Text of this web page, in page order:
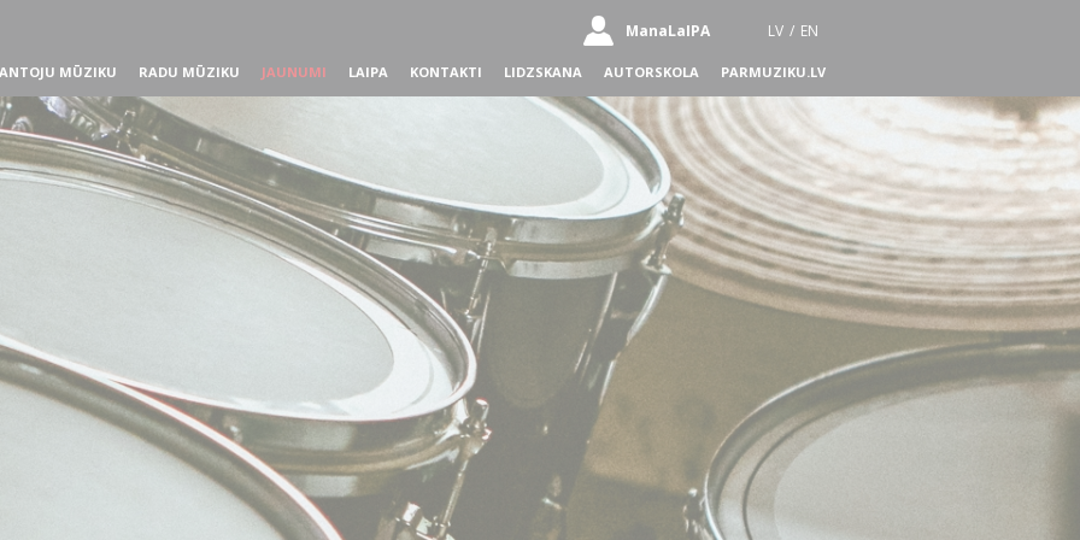
ManaLaIPA LV / EN
MŪZIKU RADU MŪZIKU JAUNUMI LAIPA KONTAKTI LIDZSKANA AUTORSKOLA PARMUZIKU.LV